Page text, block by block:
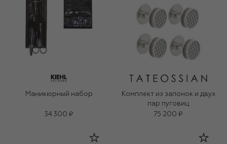
Маникюрный набор
34 300 ₽
Комплект из запонок и двух
пар пуговиц
75 200 ₽